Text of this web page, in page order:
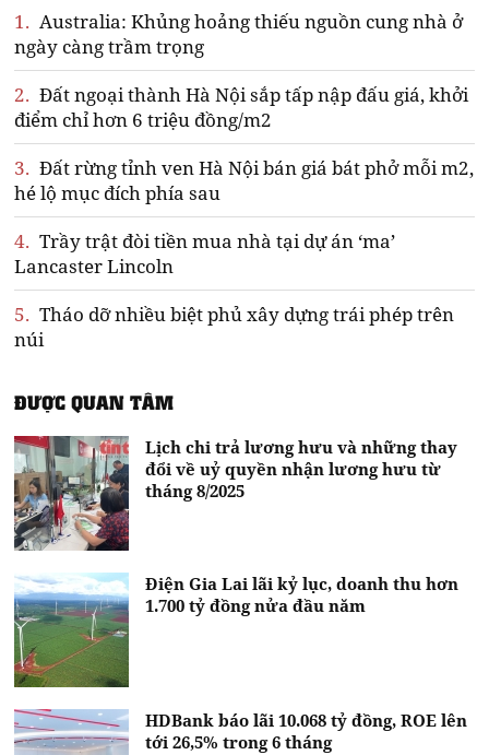
1. Australia: Khủng hoảng thiếu nguồn cung nhà ở
ngày càng trầm trọng
2. Đất ngoại thành Hà Nội sắp tấp nập đấu giá, khởi
điểm chỉ hơn 6 triệu đồng/m2
3. Đất rừng tỉnh ven Hà Nội bán giá bát phở mỗi m2,
hé lộ mục đích phía sau
4. Trầy trật đòi tiền mua nhà tại dự án ‘ma’
Lancaster Lincoln
5. Tháo dỡ nhiều biệt phủ xây dựng trái phép trên
núi
ĐƯỢC QUAN TÂM
Lịch chi trả lương hưu và những thay
đổi về uỷ quyền nhận lương hưu từ
tháng 8/2025
Điện Gia Lai lãi kỷ lục, doanh thu hơn
1.700 tỷ đồng nửa đầu năm
HDBank báo lãi 10.068 tỷ đồng, ROE lên
tới 26,5% trong 6 tháng